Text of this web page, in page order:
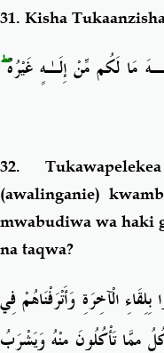
31. Kisha
مَا لَكُم مِّنْ إِلَـٰهٍ غَيْرُهُۖ
32.
(awalinganie)
mwabudiwa wa haki
na taqwa?
الْآخِرَةِ وَأَتْرَفْنَاهُمْ فِي
مِمَّا تَأْكُلُونَ مِنْهُ وَيَشْرَبُ